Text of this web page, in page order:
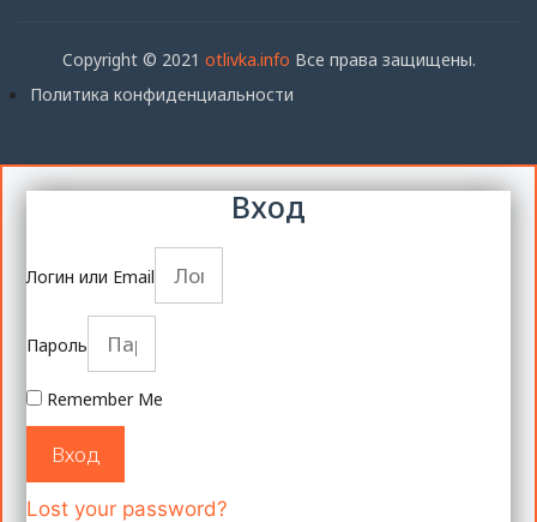
Copyright © 2021 otlivka.info Все права защищены.
Политика конфиденциальности
Вход
Логин или Email
Пароль
Remember Me
Вход
Lost your password?